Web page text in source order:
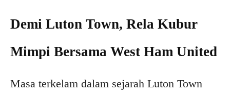
Demi Luton Town, Rela Kubur
Mimpi Bersama West Ham United
Masa terkelam dalam sejarah Luton Town